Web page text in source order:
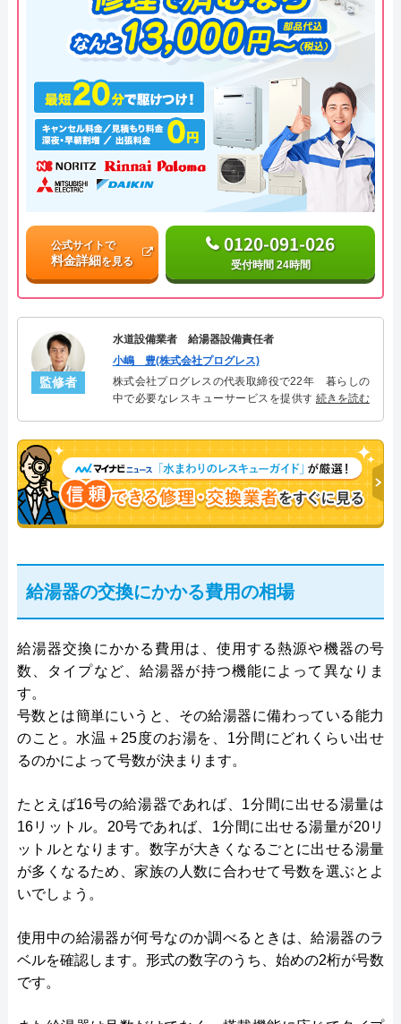
公式サイトで
料金詳細を見る
0120-091-026
受付時間 24時間
監修者
水道設備業者 給湯器設備責任者
小嶋 豊(株式会社プログレス)
株式会社プログレスの代表取締役で22年 暮らしの
中で必要なレスキューサービスを提供する株式会社
決。多くのお客様に信頼される「給湯器」のスペシ
ャリスト。
続きを読む
給湯器の交換にかかる費用の相場
給湯器交換にかかる費用は、使用する熱源や機器の号
数、タイプなど、給湯器が持つ機能によって異なりま
す。
号数とは簡単にいうと、その給湯器に備わっている能力
のこと。水温＋25度のお湯を、1分間にどれくらい出せ
るのかによって号数が決まります。
たとえば16号の給湯器であれば、1分間に出せる湯量は
16リットル。20号であれば、1分間に出せる湯量が20リ
ットルとなります。数字が大きくなるごとに出せる湯量
が多くなるため、家族の人数に合わせて号数を選ぶとよ
いでしょう。
使用中の給湯器が何号なのか調べるときは、給湯器のラ
ベルを確認します。形式の数字のうち、始めの2桁が号数
です。